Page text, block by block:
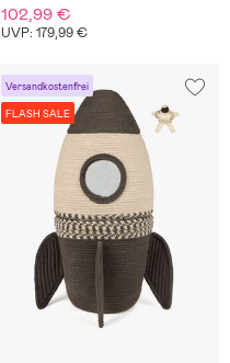
102,99 €
UVP: 179,99 €
Versandkostenfrei
FLASH SALE